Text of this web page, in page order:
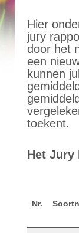
Hier
jury
door het
een
kunnen
toekent.
Het Jury
Nr.